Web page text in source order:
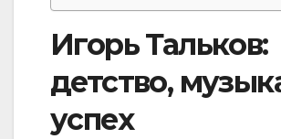
Игорь Тальков:
детство,
успех